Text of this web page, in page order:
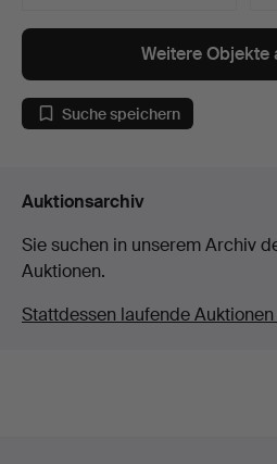
Weitere Objekte
Suche speichern
Auktionsarchiv
Sie suchen in unserem Archiv
Auktionen.
Stattdessen laufende